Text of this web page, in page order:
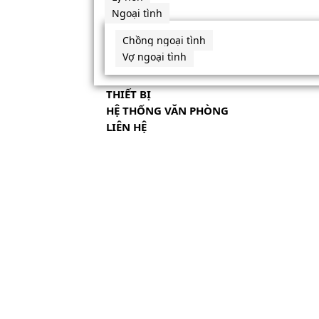
Ngoại tình
Chồng ngoại tình
Vợ ngoại tình
THIẾT BỊ
HỆ THỐNG VĂN PHÒNG
LIÊN HỆ